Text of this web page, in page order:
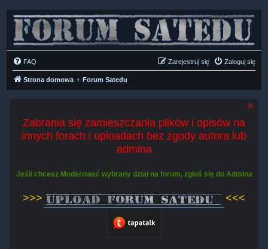
FAQ Zaloguj się
Zarejestruj się
Strona domowa Forum Satedu
Zabrania się zamieszczania plików i opisów na
innych forach i uploadach bez zgody autora lub
admina
Jeśli chcesz Moderować wybrany dział na forum, zgłoś się do Admina
>>> <<<